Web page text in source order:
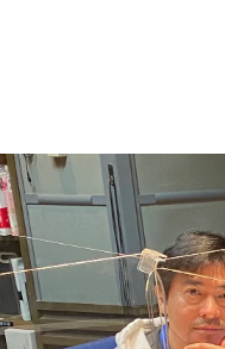
お知らせ
イベント・グッ
YouTube
会社情報